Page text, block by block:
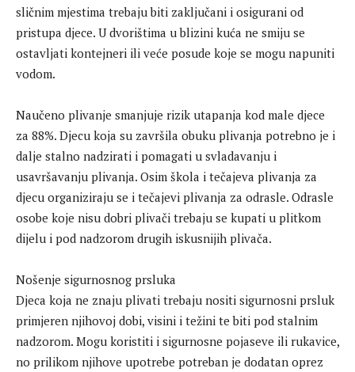
sličnim mjestima trebaju biti zaključani i osigurani od
pristupa djece. U dvorištima u blizini kuća ne smiju se
ostavljati kontejneri ili veće posude koje se mogu napuniti
vodom.
Naučeno plivanje smanjuje rizik utapanja kod male djece
za 88%. Djecu koja su završila obuku plivanja potrebno je i
dalje stalno nadzirati i pomagati u svladavanju i
usavršavanju plivanja. Osim škola i tečajeva plivanja za
djecu organiziraju se i tečajevi plivanja za odrasle. Odrasle
osobe koje nisu dobri plivači trebaju se kupati u plitkom
dijelu i pod nadzorom drugih iskusnijih plivača.
Nošenje sigurnosnog prsluka
Djeca koja ne znaju plivati trebaju nositi sigurnosni prsluk
primjeren njihovoj dobi, visini i težini te biti pod stalnim
nadzorom. Mogu koristiti i sigurnosne pojaseve ili rukavice,
no prilikom njihove upotrebe potreban je dodatan oprez